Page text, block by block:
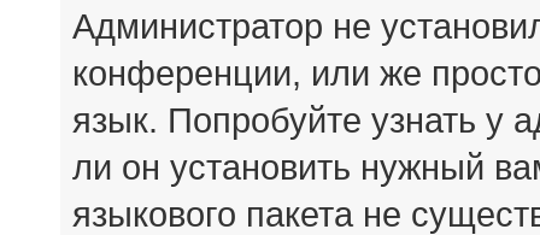
Администратор не
конференции, или же
язык. Попробуйте узнать у
ли он установить нужный
языкового пакета не